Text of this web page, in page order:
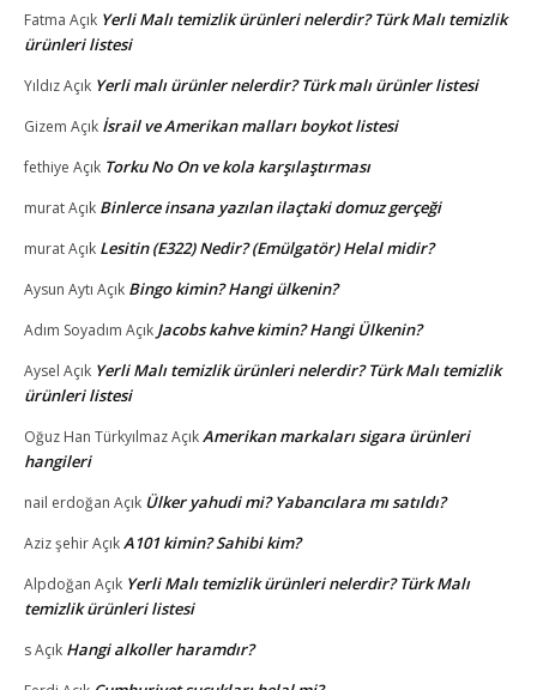
Fatma Açık Yerli Malı temizlik ürünleri nelerdir? Türk Malı temizlik
ürünleri listesi
YıldızAçık Yerli malı ürünler nelerdir? Türk malı ürünler listesi
Gizem Açık İsrail ve Amerikan malları boykot listesi
fethiye Açık Torku No On ve kola karşılaştırması
muratAçık Binlerce insana yazılan ilaçtaki domuz gerçeği
muratAçık Lesitin (E322) Nedir? (Emülgatör) Helal midir?
Aysun Aytı Açık Bingo kimin? Hangi ülkenin?
Adım Soyadım Açık Jacobs kahve kimin? Hangi Ülkenin?
Aysel Açık Yerli Malı temizlik ürünleri nelerdir? Türk Malı temizlik
ürünleri listesi
Oğuz Han TürkyılmazAçıkAmerikan markaları sigara ürünleri
hangileri
nail erdoğan Açık Ülker yahudi mi? Yabancılara mı satıldı?
Aziz şehirAçıkA101 kimin? Sahibi kim?
Alpdoğan Açık Yerli Malı temizlik ürünleri nelerdir? Türk Malı
temizlik ürünleri listesi
sAçık Hangi alkoller haramdır?